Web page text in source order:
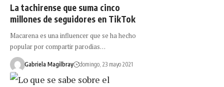
La tachirense que suma cinco
millones de seguidores en TikTok
Macarena es una influencer que se ha hecho
popular por compartir parodias…
Gabriela Magilbray domingo, 23 mayo 2021